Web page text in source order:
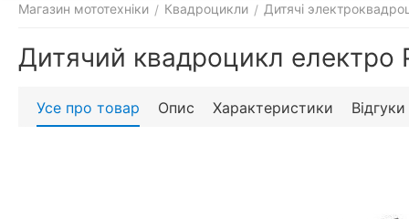
Магазин мототехніки / Квадроцикли / Дитячі
Дитячий квадроцикл електро
Усе про товар Опис Характеристики Відгуки